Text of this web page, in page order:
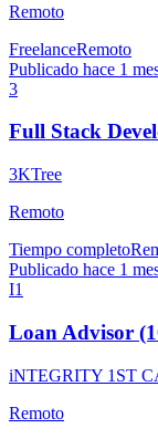
Remoto
FreelanceRemoto
Publicado hace 1
3
Full Stack
3KTree
Remoto
Tiempo completo
Publicado hace 1
I1
Loan Advisor
iNTEGRITY 1ST
Remoto